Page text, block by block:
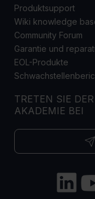
TRETEN SIE DER
AKADEMIE BEI
Produktsupport
Wiki knowledge
Community Forum
Garantie und
EOL-Produkte